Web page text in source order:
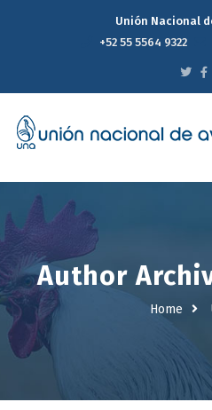
Unión Nacional
+52 55 5564 9322
Author
Home